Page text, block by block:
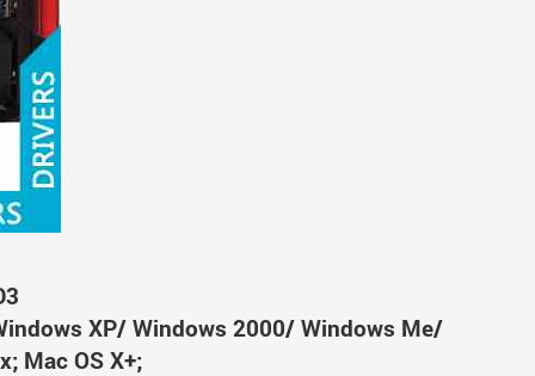
XP/ Windows 2000/ Windows Me/
Mac OS X+;